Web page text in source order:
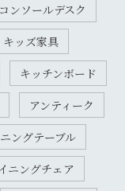
コンソールデスク
キッズ家具
キッチンボード
アンティーク
ングテーブル
ニングチェア